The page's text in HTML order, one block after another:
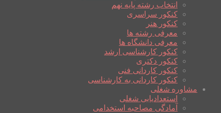
انتخاب رشته پایه نهم
کنکور سراسری
کنکور هنر
معرفی رشته ها
معرفی دانشگاه ها
کنکور کارشناسی ارشد
کنکور دکتری
کنکور کاردانی فنی
کنکور کاردانی به کارشناسی
مشاوره شغلی
استعدادیابی شغلی
آمادگی مصاحبه استخدامی